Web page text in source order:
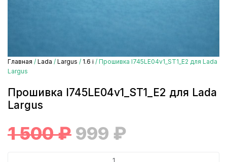
Главная / Lada / Largus / 1.6 i / Прошивка I745LE04v1_ST1_E2 для Lada
Largus
Прошивка I745LE04v1_ST1_E2 для Lada
Largus
1 500₽ 999 ₽